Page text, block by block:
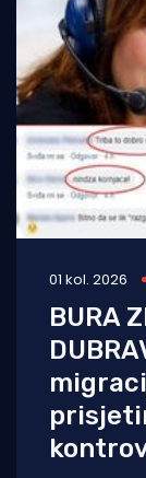
01 kol. 2026
BURA